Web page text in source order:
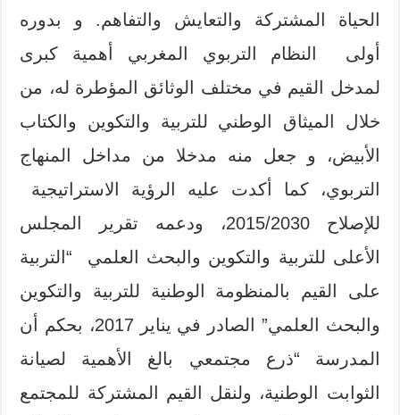
الحياة المشتركة والتعايش والتفاهم. و بدوره
أولى النظام التربوي المغربي أهمية كبرى
لمدخل القيم في مختلف الوثائق المؤطرة له، من
خلال الميثاق الوطني للتربية والتكوين والكتاب
الأبيض، و جعل منه مدخلا من مداخل المنهاج
التربوي، كما أكدت عليه الرؤية الاستراتيجية
للإصلاح 2015/2030، ودعمه تقرير المجلس
الأعلى للتربية والتكوين والبحث العلمي “التربية
على القيم بالمنظومة الوطنية للتربية والتكوين
والبحث العلمي” الصادر في يناير 2017، بحكم أن
المدرسة “ذرع مجتمعي بالغ الأهمية لصيانة
الثوابت الوطنية، ولنقل القيم المشتركة للمجتمع